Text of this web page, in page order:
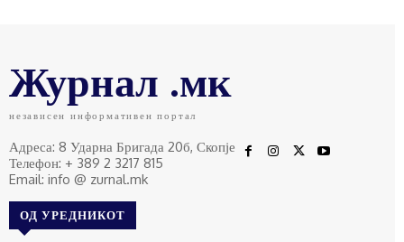
Журнал .мк
независен информативен портал
Адреса: 8 Ударна Бригада 20б, Скопје
Телефон: + 389 2 3217 815
Email: info @ zurnal.mk
ОД УРЕДНИКОТ